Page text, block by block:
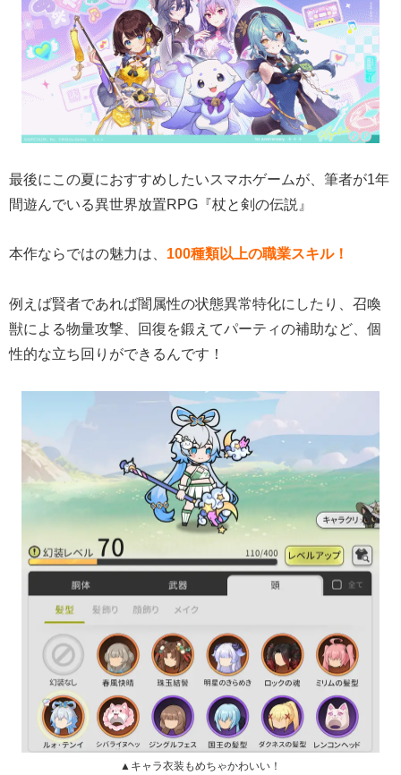
最後にこの夏におすすめしたいスマホゲームが、筆者が1年
間遊んでいる異世界放置RPG『杖と剣の伝説』
本作ならではの魅力は、 100種類以上の職業スキル！
例えば賢者であれば闇属性の状態異常特化にしたり、召喚
獣による物量攻撃、回復を鍛えてパーティの補助など、個
性的な立ち回りができるんです！
▲キャラ衣装もめちゃかわいい！